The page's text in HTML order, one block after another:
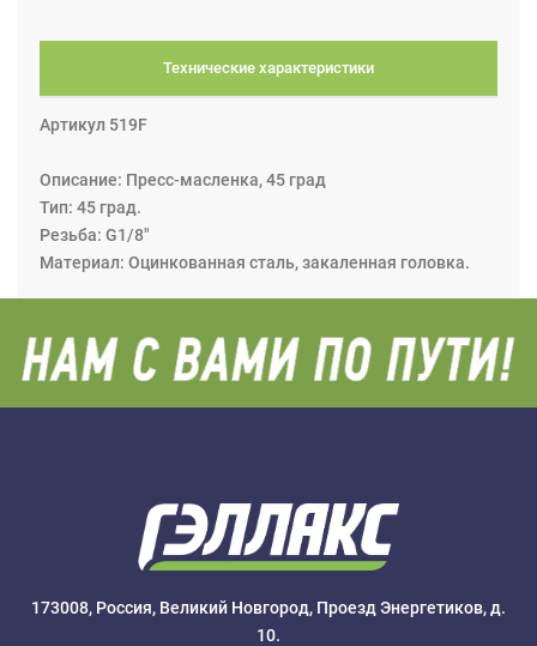
Технические характеристики
Артикул 519F
Описание: Пресс-масленка, 45 град
Тип: 45 град.
Резьба: G1/8"
Материал: Оцинкованная сталь, закаленная головка.
173008, Россия, Великий Новгород, Проезд Энергетиков, д.
10.